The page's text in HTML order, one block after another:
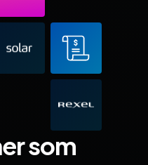
som